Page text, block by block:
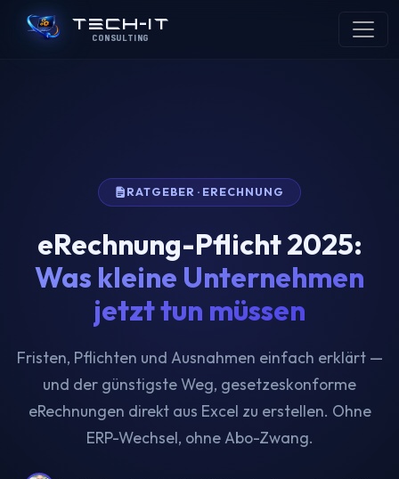
TECH-IT
CONSULTING
RATGEBER · ERECHNUNG
eRechnung-Pflicht 2025:
Was kleine Unternehmen
jetzt tun müssen
Fristen, Pflichten und Ausnahmen einfach erklärt —
und der günstigste Weg, gesetzeskonforme
eRechnungen direkt aus Excel zu erstellen. Ohne
ERP-Wechsel, ohne Abo-Zwang.